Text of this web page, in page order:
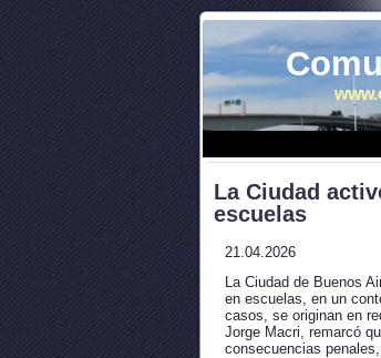
La Ciudad
escuelas
21.04.2026
La Ciudad de Buenos
en escuelas, en un
casos, se originan en
Jorge Macri, remarcó
consecuencias